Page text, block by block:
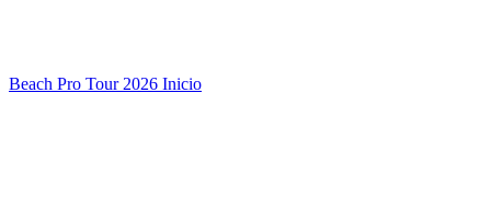
Beach Pro Tour 2026 Inicio